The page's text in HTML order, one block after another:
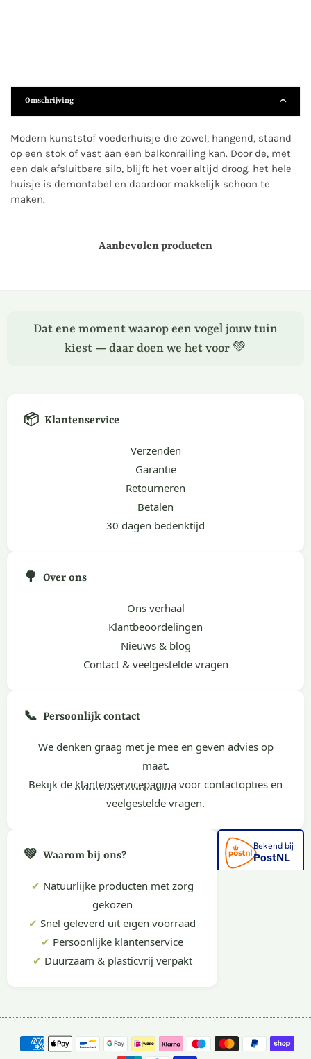
Omschrijving
Modern kunststof voederhuisje die zowel, hangend, staand
op een stok of vast aan een balkonrailing kan. Door de, met
een dak afsluitbare silo, blijft het voer altijd droog. het hele
huisje is demontabel en daardoor makkelijk schoon te
maken.
Aanbevolen producten
Dat ene moment waarop een vogel jouw tuin
kiest — daar doen we het voor 💚
📦 Klantenservice
Verzenden
Garantie
Retourneren
Betalen
30 dagen bedenktijd
🌳 Over ons
Ons verhaal
Klantbeoordelingen
Nieuws & blog
Contact & veelgestelde vragen
📞 Persoonlijk contact
We denken graag met je mee en geven advies op
maat.
Bekijk de klantenservicepagina voor contactopties en
veelgestelde vragen.
💚 Waarom bij ons?
✔ Natuurlijke producten met zorg
gekozen
✔ Snel geleverd uit eigen voorraad
✔ Persoonlijke klantenservice
✔ Duurzaam & plasticvrij verpakt